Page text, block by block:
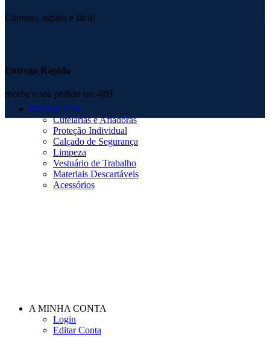
Cómodo, rápido e fácil!
Entrega Rápida
receba o seu pedido em 48H
PRODUTOS
Cutelarias e Afiadoras
Proteção Individual
Calçado de Segurança
Limpeza
Vestuário de Trabalho
Materiais Descartáveis
Acessórios
A MINHA CONTA
Login
Editar Conta